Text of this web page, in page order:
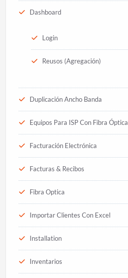
Dashboard
Login
Reusos (Agregación)
Duplicación Ancho Banda
Equipos Para ISP Con Fibra Óptica
Facturación Electrónica
Facturas & Recibos
Fibra Optica
Importar Clientes Con Excel
Installation
Inventarios